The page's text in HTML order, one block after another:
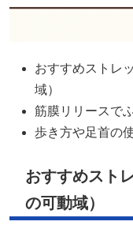
おすすめストレ
域）
筋膜リリースで
歩き方や足首の
おすすめスト
の可動域）